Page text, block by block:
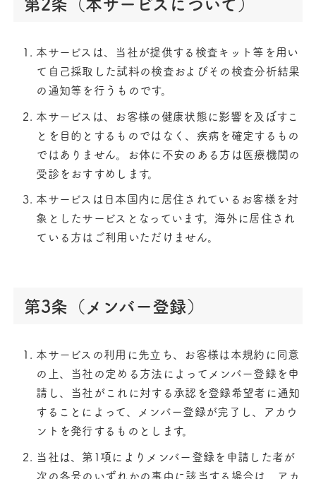
本サービスは、当社が提供する検査キット等を用い
て自己採取した試料の検査およびその検査分析結果
の通知等を行うものです。
本サービスは、お客様の健康状態に影響を及ぼすこ
とを目的とするものではなく、疾病を確定するもの
ではありません。お体に不安のある方は医療機関の
受診をおすすめします。
本サービスは日本国内に居住されているお客様を対
象としたサービスとなっています。海外に居住され
ている方はご利用いただけません。
第3条（メンバー登録）
本サービスの利用に先立ち、お客様は本規約に同意
の上、当社の定める方法によってメンバー登録を申
請し、当社がこれに対する承認を登録希望者に通知
することによって、メンバー登録が完了し、アカウ
ントを発行するものとします。
当社は、第1項によりメンバー登録を申請した者が
次の各号のいずれかの事由に該当する場合は、アカ